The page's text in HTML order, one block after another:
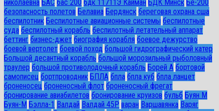
николаевна БАС бас 200 бдк 11711Э Кайман БДК Минск Бе-200
безопасность полетов Белавиа Бердянск береговая охрана сша
беспилотник Беспилотные авиационные системы беспилотные
суда беспилотный корабль беспилотный летательный аппарат
беттинг бизнес-джет биография корабля боевое дежурство
боевой вертолет боевой поход большой гидрографический катер
Большой десантный корабль большой морозильный рыболовный
траулер большой противолодочный корабль Борей А бортовой
самописец бортпроводник БПЛА бпла бпла куб бпла ланцет
броненосец броненосный флот броненосный фрегат
бронирование авиабилетов бронирование круизов бульб Буян М
Буян-М Бэлла-1 Валдай Валдай 45Р варан Варшавянка Варяг